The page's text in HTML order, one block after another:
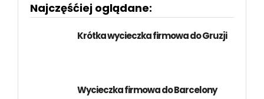
Najczęśćiej oglądane:
Krótka wycieczka firmowa do Gruzji
Wycieczka firmowa do Barcelony